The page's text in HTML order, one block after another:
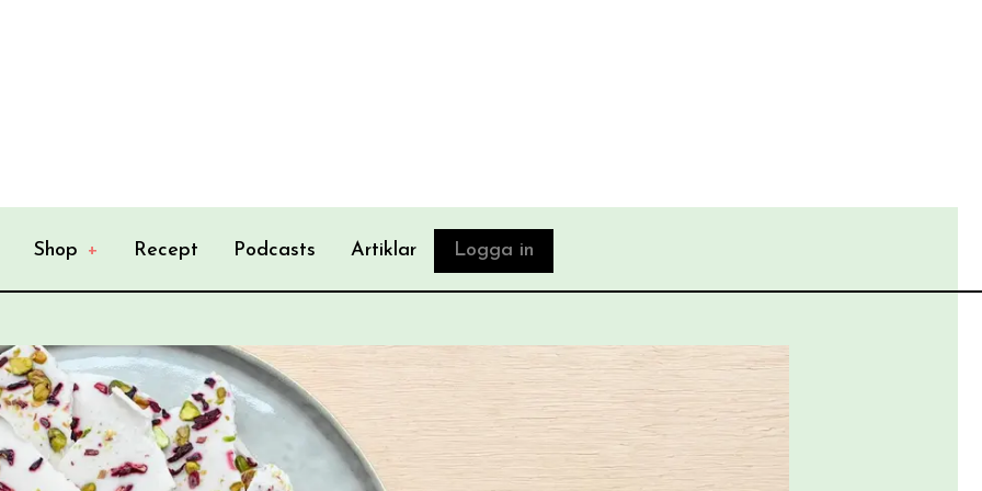
Shop + Recept Podcasts Artiklar Logga in